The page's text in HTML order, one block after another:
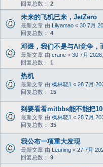
回复总数： 2
未来的飞机已来，JetZero
最新文章 由 Lilyamao « 30 7月
回复总数： 4
邓煜，我们不是与AI竞争，
最新文章 由 crane « 30 7月
回复总数： 1
热机
最新文章 由 枫林晓1 « 28 7月
回复总数： 15
到要看看mitbbs能不能把
最新文章 由 枫林晓1 « 28 7月
回复总数： 35
我公布一项重大发现
最新文章 由 Leuning « 27 7月
回复总数： 9